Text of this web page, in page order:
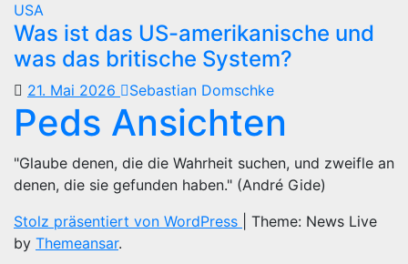
USA
Was ist das US-amerikanische und
was das britische System?
21. Mai 2026 Sebastian Domschke
Peds Ansichten
"Glaube denen, die die Wahrheit suchen, und zweifle an
denen, die sie gefunden haben." (André Gide)
Stolz präsentiert von WordPress
Theme: News Live
by Themeansar.